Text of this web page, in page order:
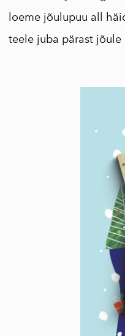
loeme jõulupuu all
teele juba pärast jõule